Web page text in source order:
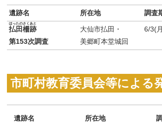
遺跡名 所在地 調査
払田柵跡
ほったのさくあと
第153次調査
大仙市払田・
美郷町本堂城回
6/3(
市町村教育委員会等による
遺跡名 所在地